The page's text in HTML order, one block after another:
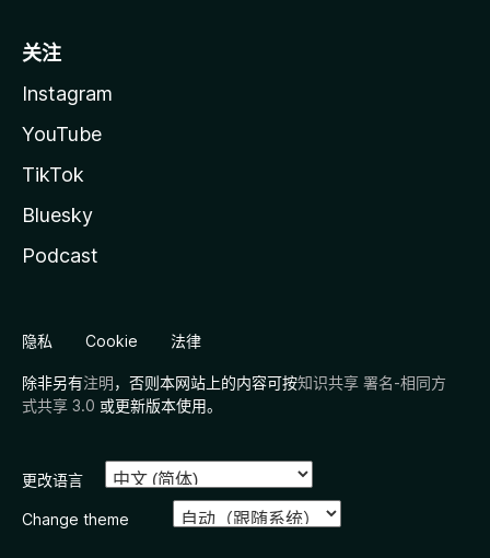
关注
Instagram
YouTube
TikTok
Bluesky
Podcast
隐私 Cookie 法律
除非另有注明，否则本网站上的内容可按知识共享 署名-相同方
式共享 3.0 或更新版本使用。
更改语言
Change theme